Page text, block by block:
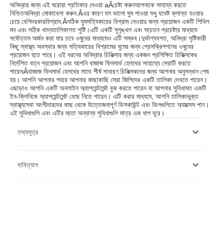
অনিদ্রার জন্য এই ঘরোয়া প্রতিকার দেওয়া aÂচেষ্টা করুনআপনাকে সাহায্য করতে
নিশ্চিতঅনিদ্রা মোকাবেলা করুন.Âএর কারণ হল ভালো ঘুম পাওয়া শুধু যথেষ্ট ক্লান্ত হওয়ার
চেয়ে বেশিদরকারবিশ্রাম.Âসঠিক ঘুমসত্যিকারের বিশ্রাম নেওয়ার জন্য প্রয়োজন একটি শিথিল
মন এবং সঠিক খাদ্যতালিকাগত পুষ্টি।এটি একটি সুশৃঙ্খল এবং সচেতন প্রচেষ্টার মাধ্যমে
সর্বোত্তম অর্জন করা যায় তবে ওষুধের মাধ্যমেও এটি সম্ভব।দুর্ভাগ্যবশত, অনিদ্রা সৃষ্টিকারী
কিছু স্বাস্থ্য অবস্থার জন্য সত্যিকারের বিশ্রামের ঘুমের জন্য প্রেসক্রিপশনের ওষুধের
প্রয়োজন হতে পারে। এই ধরনের অনিদ্রার চিকিত্সার জন্য একজন প্রশিক্ষিত চিকিত্সকের
নির্দেশিত যত্ন প্রয়োজন এবং আপনি বাজাজ ফিনসার্ভ হেলথের সাহায্যে সেরাটি করতে
পারেন৷Âবাজাজ ফিনসার্ভ হেলথের সাথে শীর্ষ সাধারণ চিকিত্সকদের জন্য আপনার অনুসন্ধান শেষ
হয়। আপনি আপনার শহরে আপনার কাছাকাছি সেরা জিপিদের একটি তালিকা দেখতে পারেন।
এছাড়াও আপনি একটি অনলাইন অ্যাপয়েন্টমেন্ট বুক করতে পারেন বা আপনার সুবিধামত একটি
ইন-ক্লিনিকে অ্যাপয়েন্টমেন্ট বেছে নিতে পারেন। এটি করার মাধ্যমে, আপনি তালিকাভুক্ত
স্বাস্থ্যসেবা অংশীদারদের কাছ থেকে উত্তেজনাপূর্ণ ডিসকাউন্ট এবং ডিলগুলিতে অ্যাক্সেস পান।
এই সুবিধাগুলি এবং এটির মতো অন্যান্য সুবিধাগুলি মাত্র এক ধাপ দূরে।
তথ্যসূত্র
https://www.mayoclinic.org/diseases-
দাবিত্যাগ